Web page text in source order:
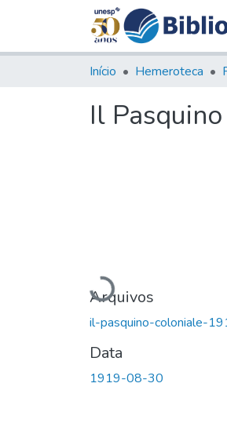
Início Hemeroteca
Il
Carregando...
Arquivos
il-pasquino-coloniale-
Data
1919-08-30